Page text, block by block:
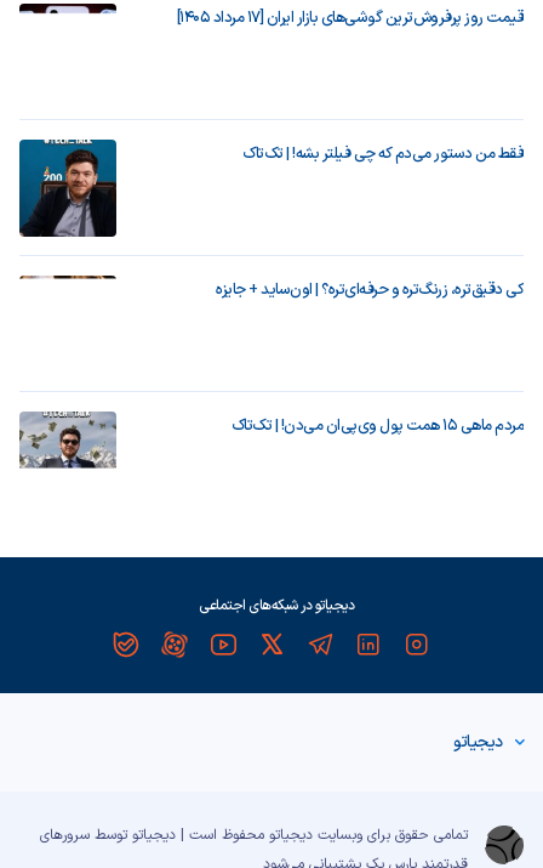
قیمت روز پرفروش‌ترین گوشی‌های بازار ایران [17 مرداد 1405]
فقط من دستور می‌دم که چی فیلتر بشه! | تک‌تاک
کی دقیق‌تره، زرنگ‌تره و حرفه‌ای‌تره؟ | اون‌ساید + جایزه
مردم ماهی ۱۵ همت پول وی‌پی‌ان می‌دن! | تک‌تاک
دیجیاتو در شبکه‌های اجتماعی
دیجیاتو
تمامی حقوق برای وبسایت دیجیاتو محفوظ است | دیجیاتو توسط سرورهای